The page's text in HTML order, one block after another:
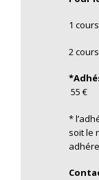
1
2
55 €
*
soit le